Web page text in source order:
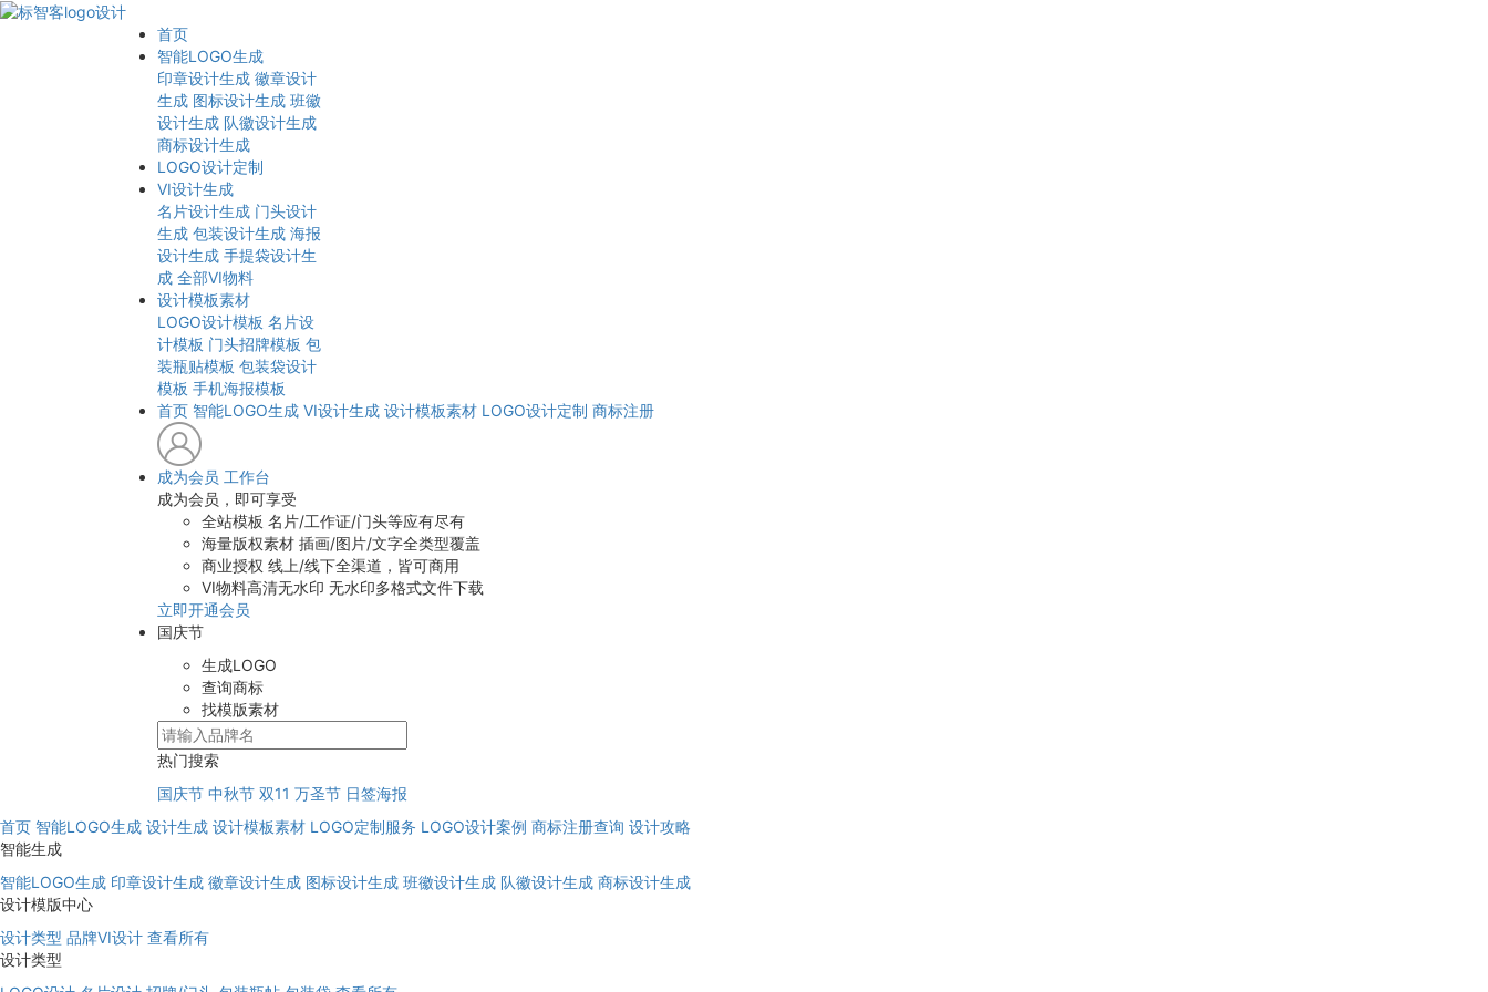
首页
智能LOGO生成
印章设计生成 徽章设计
生成 图标设计生成 班徽
设计生成 队徽设计生成
商标设计生成
LOGO设计定制
VI设计生成
名片设计生成 门头设计
生成 包装设计生成 海报
设计生成 手提袋设计生
成 全部VI物料
设计模板素材
LOGO设计模板 名片设
计模板 门头招牌模板 包
装瓶贴模板 包装袋设计
模板 手机海报模板
首页 智能LOGO生成 VI设计生成 设计模板素材 LOGO设计定制 商标注册
成为会员 工作台
成为会员，即可享受
全站模板 名片/工作证/门头等应有尽有
海量版权素材 插画/图片/文字全类型覆盖
商业授权 线上/线下全渠道，皆可商用
VI物料高清无水印 无水印多格式文件下载
立即开通会员
国庆节
生成LOGO
查询商标
找模版素材
热门搜索
国庆节 中秋节 双11 万圣节 日签海报
首页 智能LOGO生成 设计生成 设计模板素材 LOGO定制服务 LOGO设计案例 商标注册查询 设计攻略
智能生成
智能LOGO生成 印章设计生成 徽章设计生成 图标设计生成 班徽设计生成 队徽设计生成 商标设计生成
设计模版中心
设计类型 品牌VI设计 查看所有
设计类型